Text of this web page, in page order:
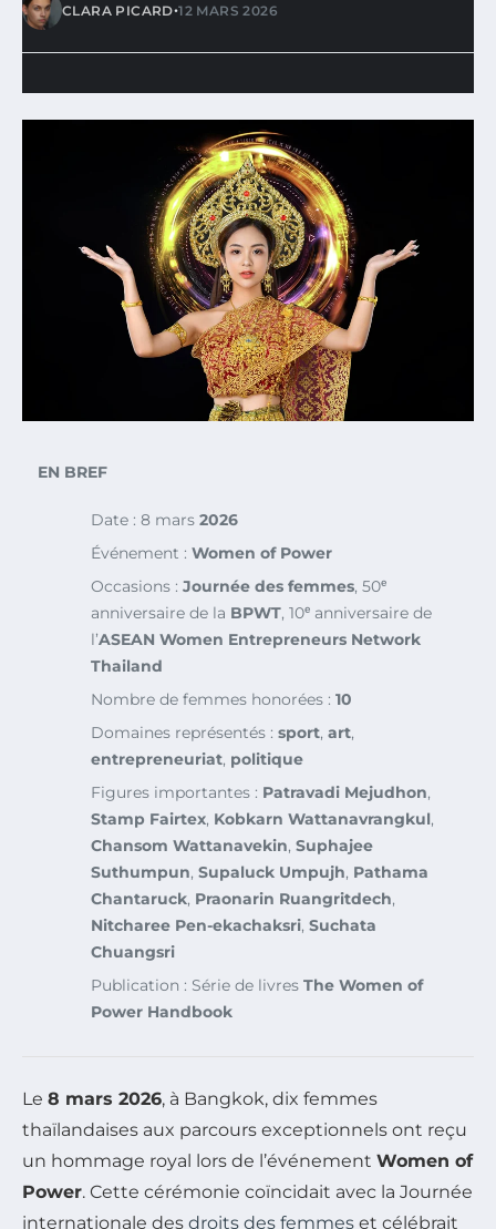
CLARA PICARD•12 MARS 2026
EN BREF
Date : 8 mars 2026
Événement : Women of Power
Occasions : Journée des femmes, 50ᵉ
anniversaire de la BPWT, 10ᵉ anniversaire de
l’ASEAN Women Entrepreneurs Network
Thailand
Nombre de femmes honorées : 10
Domaines représentés : sport, art,
entrepreneuriat, politique
Figures importantes : Patravadi Mejudhon,
Stamp Fairtex, Kobkarn Wattanavrangkul,
Chansom Wattanavekin, Suphajee
Suthumpun, Supaluck Umpujh, Pathama
Chantaruck, Praonarin Ruangritdech,
Nitcharee Pen-ekachaksri, Suchata
Chuangsri
Publication : Série de livres The Women of
Power Handbook
Le 8 mars 2026, à Bangkok, dix femmes
thaïlandaises aux parcours exceptionnels ont reçu
un hommage royal lors de l’événement Women of
Power. Cette cérémonie coïncidait avec la Journée
internationale des droits des femmes et célébrait